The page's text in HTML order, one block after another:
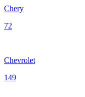
Chery
72
Chevrolet
149